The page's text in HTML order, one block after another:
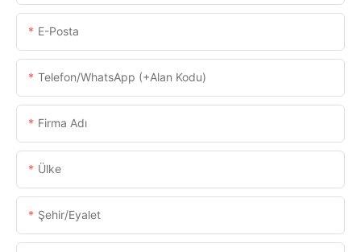
E-Posta
Telefon/WhatsApp (+alan Kodu)
Firma Adı
Ülke
Şehir/eyalet